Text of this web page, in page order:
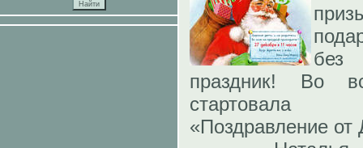
без
праздник! Во
стартовала
«Поздравление